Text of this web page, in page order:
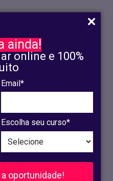
ainda!
online e 100%
Email*
Escolha seu curso*
oportunidade!